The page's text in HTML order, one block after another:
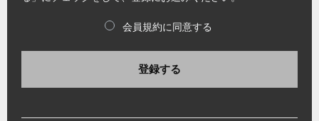
会員規約に同意する
登録する